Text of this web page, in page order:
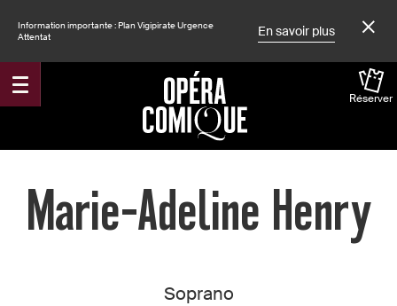
Information importante : Plan Vigipirate Urgence
Attentat
En savoir plus
Réserver
Accueil
Marie-Adeline Henry
Soprano